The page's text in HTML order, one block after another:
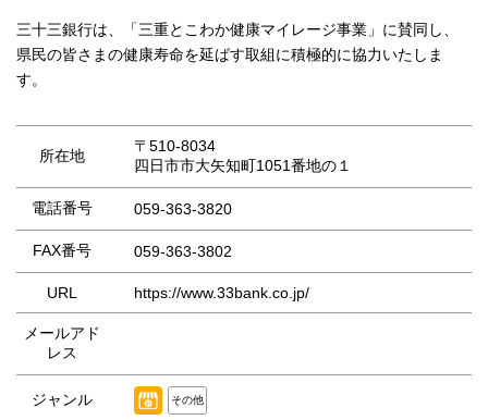
三十三銀行は、「三重とこわか健康マイレージ事業」に賛同し、
県民の皆さまの健康寿命を延ばす取組に積極的に協力いたしま
す。
所在地
〒510-8034
四日市市大矢知町1051番地の１
電話番号 059-363-3820
FAX番号 059-363-3802
URL https://www.33bank.co.jp/
メールアド
レス
ジャンル その他